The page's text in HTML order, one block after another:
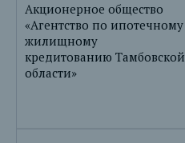
Акционерное общество
«Агентство по ипотечному
жилищному
кредитованию Тамбовской
области»